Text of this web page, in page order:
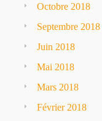
Octobre 2018
Septembre 2018
Juin 2018
Mai 2018
Mars 2018
Février 2018